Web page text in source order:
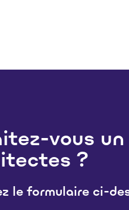
vous
?
le formulaire ci-